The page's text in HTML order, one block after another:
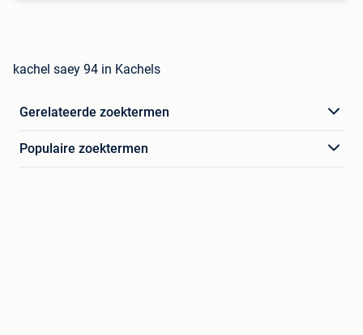
kachel saey 94 in Kachels
Gerelateerde zoektermen
Populaire zoektermen